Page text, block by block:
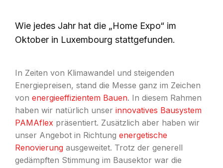
Wie jedes Jahr hat die „Home Expo“ im
Oktober in Luxembourg stattgefunden.
In Zeiten von Klimawandel und steigenden
Energiepreisen, stand die Messe ganz im Zeichen
von energieeffizientem Bauen. In diesem Rahmen
haben wir natürlich unser innovatives Bausystem
PAMAflex präsentiert. Zusätzlich aber haben wir
unser Angebot in Richtung energetische
Renovierung ausgeweitet. Trotz der generell
gedämpften Stimmung im Bausektor war die